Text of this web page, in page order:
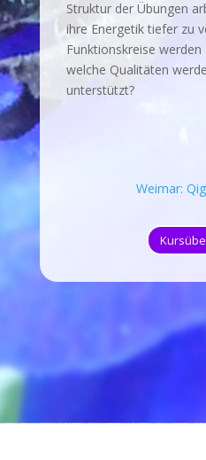
Struktur der Übungen
ihre Energetik tiefer zu
Funktionskreise
welche Qualitäten
unterstützt?
Weimar: